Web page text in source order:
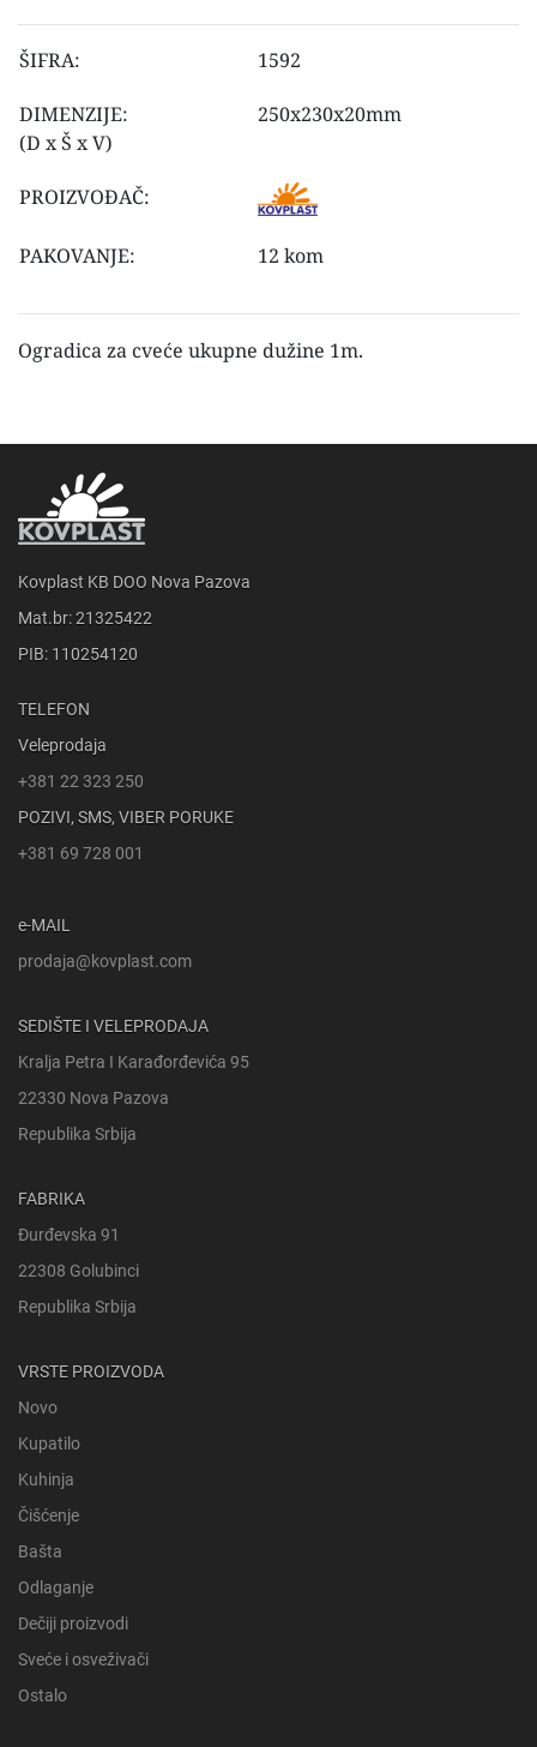
ŠIFRA: 1592
DIMENZIJE:
(D x Š x V)
250x230x20mm
PROIZVOĐAČ:
PAKOVANJE: 12 kom
Ogradica za cveće ukupne dužine 1m.
Kovplast KB DOO Nova Pazova
Mat.br: 21325422
PIB: 110254120
TELEFON
Veleprodaja
+381 22 323 250
POZIVI, SMS, VIBER PORUKE
+381 69 728 001
e-MAIL
prodaja@kovplast.com
SEDIŠTE I VELEPRODAJA
Kralja Petra I Karađorđevića 95
22330 Nova Pazova
Republika Srbija
FABRIKA
Đurđevska 91
22308 Golubinci
Republika Srbija
VRSTE PROIZVODA
Novo
Kupatilo
Kuhinja
Čišćenje
Bašta
Odlaganje
Dečiji proizvodi
Sveće i osveživači
Ostalo